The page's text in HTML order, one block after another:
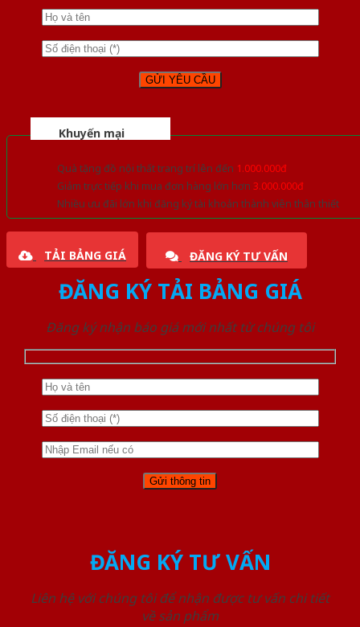
Khuyến mại
Quà tặng đồ nội thất trang trí lên đến 1.000.000đ
Giảm trực tiếp khi mua đơn hàng lớn hơn 3.000.000đ
Nhiều ưu đãi lớn khi đăng ký tài khoản thành viên thân thiết
TẢI BẢNG GIÁ ĐĂNG KÝ TƯ VẤN
ĐĂNG KÝ TẢI BẢNG GIÁ
Đăng ký nhận báo giá mới nhất từ chúng tôi
ĐĂNG KÝ TƯ VẤN
Liên hệ với chúng tôi để nhận được tư vấn chi tiết
về sản phẩm